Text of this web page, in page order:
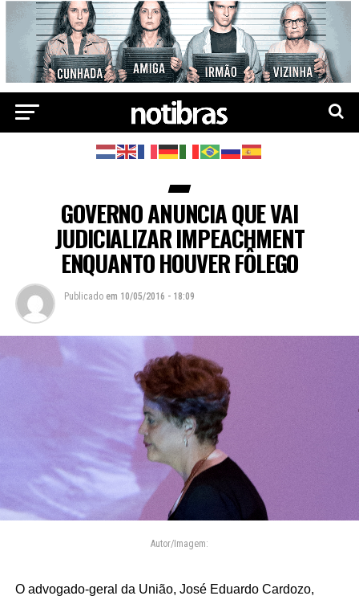
GOVERNO ANUNCIA QUE VAI
JUDICIALIZAR IMPEACHMENT
ENQUANTO HOUVER FÔLEGO
Publicado em 10/05/2016 - 18:09
Autor/Imagem:
O advogado-geral da União, José Eduardo Cardozo,